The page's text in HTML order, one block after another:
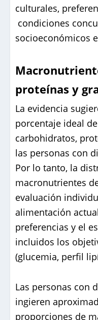
culturales,
condiciones
socioeconómicos
proteínas y
La evidencia
porcentaje ideal
carbohidratos,
las personas con
Por lo tanto, la
macronutrientes
evaluación
alimentación
preferencias y el
incluidos los
(glucemia, perfil
Las personas con
ingieren
proporciones de